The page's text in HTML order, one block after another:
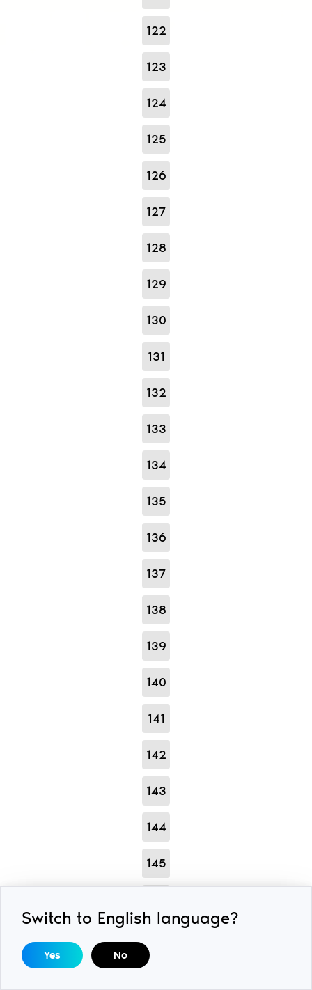
122
123
124
125
126
127
128
129
130
131
132
133
134
135
136
137
138
139
140
141
142
143
144
145
Switch to English language?
Yes No